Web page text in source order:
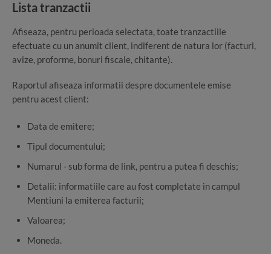
Lista tranzactii
Afiseaza, pentru perioada selectata, toate tranzactiile
efectuate cu un anumit client, indiferent de natura lor (facturi,
avize, proforme, bonuri fiscale, chitante).
Raportul afiseaza informatii despre documentele emise
pentru acest client:
Data de emitere;
Tipul documentului;
Numarul - sub forma de link, pentru a putea fi deschis;
Detalii: informatiile care au fost completate in campul
Mentiuni la emiterea facturii;
Valoarea;
Moneda.